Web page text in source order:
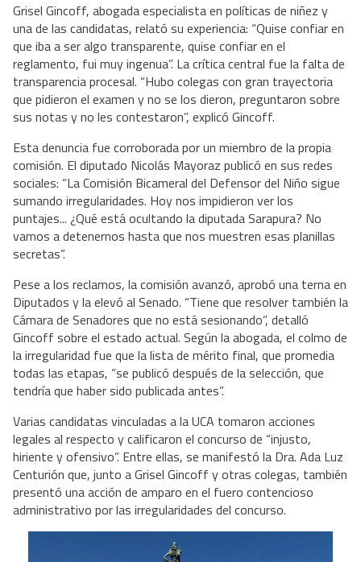
Grisel Gincoff, abogada especialista en políticas de niñez y
una de las candidatas, relató su experiencia: “Quise confiar en
que iba a ser algo transparente, quise confiar en el
reglamento, fui muy ingenua”. La crítica central fue la falta de
transparencia procesal. “Hubo colegas con gran trayectoria
que pidieron el examen y no se los dieron, preguntaron sobre
sus notas y no les contestaron”, explicó Gincoff.
Esta denuncia fue corroborada por un miembro de la propia
comisión. El diputado Nicolás Mayoraz publicó en sus redes
sociales: “La Comisión Bicameral del Defensor del Niño sigue
sumando irregularidades. Hoy nos impidieron ver los
puntajes... ¿Qué está ocultando la diputada Sarapura? No
vamos a detenernos hasta que nos muestren esas planillas
secretas”.
Pese a los reclamos, la comisión avanzó, aprobó una terna en
Diputados y la elevó al Senado. “Tiene que resolver también la
Cámara de Senadores que no está sesionando”, detalló
Gincoff sobre el estado actual. Según la abogada, el colmo de
la irregularidad fue que la lista de mérito final, que promedia
todas las etapas, “se publicó después de la selección, que
tendría que haber sido publicada antes”.
Varias candidatas vinculadas a la UCA tomaron acciones
legales al respecto y calificaron el concurso de “injusto,
hiriente y ofensivo”. Entre ellas, se manifestó la Dra. Ada Luz
Centurión que, junto a Grisel Gincoff y otras colegas, también
presentó una acción de amparo en el fuero contencioso
administrativo por las irregularidades del concurso.